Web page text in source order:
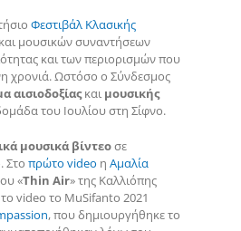
Φεστιβάλ Κλασικής
μουσικών συναντήσεων
και των περιορισμών που
χρονιά. Ωστόσο ο Σύνδεσμος
αισιοδοξίαςκαι μουσικής
του Ιουλίου στη Σίφνο.
μουσικά βίντεοσε
Στο πρώτο video η Αμαλία
«Thin Air» της Καλλιόπης
video το MuSifanto 2021
, που δημιουργήθηκε το